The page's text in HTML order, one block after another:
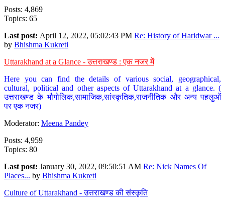
Posts: 4,869
Topics: 65
Last post: April 12, 2022, 05:02:43 PM Re: History of Haridwar ...
by Bhishma Kukreti
Uttarakhand at a Glance - उत्तराखण्ड : एक नजर में
Here you can find the details of various social, geographical,
cultural, political and other aspects of Uttarakhand at a glance. (
उत्तराखण्ड के भौगोलिक,सामाजिक,सांस्कृतिक,राजनीतिक और अन्य पहलुओं
पर एक नजर)
Moderator: Meena Pandey
Posts: 4,959
Topics: 80
Last post: January 30, 2022, 09:50:51 AM Re: Nick Names Of
Places... by Bhishma Kukreti
Culture of Uttarakhand - उत्तराखण्ड की संस्कृति